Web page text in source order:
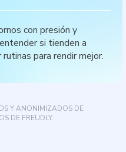
con presión y
si tienden a
para rendir mejor.
Y ANONIMIZADOS DE
DE FREUDLY.